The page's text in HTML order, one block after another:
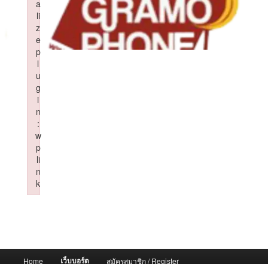
Home เว็บบอร์ด สมัครสมาชิก / Register
a
li
z
e
p
l
u
g
i
n
:
w
p
li
n
k
Failed to initialize plugin: wplink